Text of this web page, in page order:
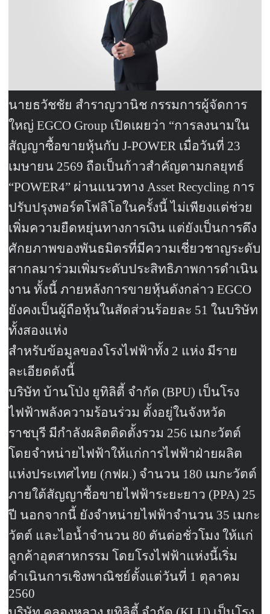
นายธวัชชัย สำราญวานิช กรรมการผู้จัดการ
ใหญ่EGCO Group เปิดเผยว่า “การลงนามใน
สัญญาซื้อขายหุ้นกับJ-POWER เมื่อวันที่ 23
เมษายน 2569 ถือเป็นก้าวสำคัญตามกลยุทธ์
“POWER4” ผ่านแนวทางAsset Recycling การ
ปรับปรุงพอร์ตโฟลิโอในครั้งนี้ ไม่เพียงแต่ช่วย
เพิ่มความยืดหยุ่นทางการเงิน แต่ยังเป็นการดึง
ศักยภาพของพันธมิตรที่มีความเชี่ยวชาญระดับ
สากลมาร่วมเพิ่มระดับประสิทธิภาพการดำเนิน
งาน ทั้งนี้ ภายหลังการขายหุ้นดังกล่าวEGCO
ยังคงเป็นผู้ถือหุ้นในสัดส่วนร้อยละ 51ในบริษัท
ทั้งสองแห่ง
สำหรับข้อมูลของโรงไฟฟ้าทั้ง 2 แห่ง มีราย
ละเอียดดังนี้
บริษัท บ้านโป่ง ยูทิลิตี้ จำกัด (BPU) เป็นโรง
ไฟฟ้าพลังความร้อนร่วม ตั้งอยู่ในจังหวัด
ราชบุรี มีกำลังผลิตติดตั้งรวม 256 เมกะวัตต์
โดยจำหน่ายไฟฟ้าให้แก่การไฟฟ้าฝ่ายผลิต
แห่งประเทศไทย (กฟผ.) จำนวน 180 เมกะวัตต์
ภายใต้สัญญาซื้อขายไฟฟ้าระยะยาว (PPA) 25
ปี นอกจากนี้ ยังจำหน่ายไฟฟ้าจำนวน 35 เมกะ
วัตต์ และไอน้ำจำนวน80 ตันต่อชั่วโมง ให้แก่
ลูกค้าอุตสาหกรรม โดยโรงไฟฟ้าแห่งนี้เริ่ม
ดำเนินการเชิงพาณิชย์ตั้งแต่วันที่ 1 ตุลาคม
2560